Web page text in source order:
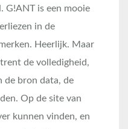
G!ANT is een mooie
in de
Heerlijk. Maar
de volledigheid,
de bron data, de
Op de site van
kunnen vinden, en